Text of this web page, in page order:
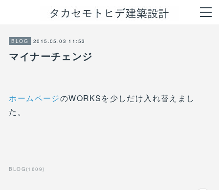
BLOG 2015.05.03 11:53
マイナーチェンジ
ホームページのWORKSを少しだけ入れ替えまし
た。
BLOG (1609)